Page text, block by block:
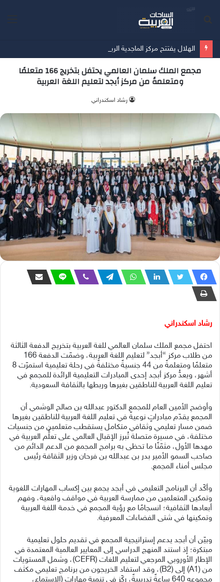
الهلال يفتتح مركز الماجدية الرياضي.. مقرًا جديدًا للفريق الأول
مجمع الملك سلمان العالمي يحتفل بتخريج 166 متعلمًا
ومتعلمةً من مركز أبجد لتعليم اللغة العربية
‫رشاد اسكندراني
رشاد اسكندراني
احتفل مجمع الملك سلمان العالمي للغة العربية بتخريج الدفعة الثالثة
من طلاب مركز “أبجد” لتعليم اللغة العربية، وضمّت الدفعة 166
متعلمًا ومتعلمةً من 44 جنسيةً مختلفةً في رحلة تعليمية استمرّت 8
أشهر، ويعدُّ مركز أبجد إحدى المبادرات التعليمية الرائدة للمجمع في
تعليم اللغة العربية للناطقين بغيرها وربطها بالثقافة السعودية.
وأوضح الأمين العام للمجمع الدكتور عبدالله بن صالح الوشمي أن
المجمع يقدّم مبادراتٍ نوعيةً في تعليم اللغة العربية للناطقين بغيرها
ضمن مسار تعليمي وثقافي متكامل يستقطب متعلمين من جنسيات
مختلفة، في مسيرة متصلة تُبرز الإقبال العالمي على تعلُّم العربية في
مهدها الأول، مثمّنًا ما تحظى به برامج المجمع من الدعم الدائم من
صاحب السمو الأمير بدر بن عبدالله بن فرحان وزير الثقافة رئيس
مجلس أمناء المجمع.
وأكّد أن البرنامج التعليمي في أبجد يجمع بين إكساب المهارات اللغوية
وتمكين المتعلمين من ممارسة العربية في مواقف واقعية، وفهم
أبعادها الثقافية؛ انسجامًا مع رؤية المجمع في خدمة اللغة العربية
وتمكينها في شتى الفضاءات المعرفية.
وبيّن أن أبجد يدعم إستراتيجية المجمع في تقديم حلول تعليمية
مبتكرة؛ إذ استند المنهج الدراسي إلى المعايير العالمية المعتمدة في
الإطار الأوروبي المرجعي لتعليم اللغات (CEFR)، وشمل المستويات
من (A1) إلى (B2)، وقد استفاد الخريجون من برنامج تعليمي مكثف
مجموعه 640 ساعةً تدريبيةً، ركّز في تنمية مهارات (الاستماع،